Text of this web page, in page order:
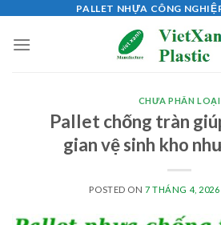
content
PALLET NHỰA CÔNG
CHƯA PHÂN LOẠI
Pallet chống tràn
gian vệ sinh kho
POSTED ON7 THÁNG 4, 2026